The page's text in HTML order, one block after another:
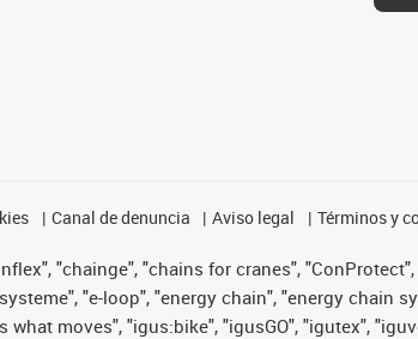
Canal de denuncia Aviso legal Términos y
"chainge", "chains for cranes",
"e-loop", "energy chain", "energy chain
moves", "igus:bike", "igusGO", "igutex",